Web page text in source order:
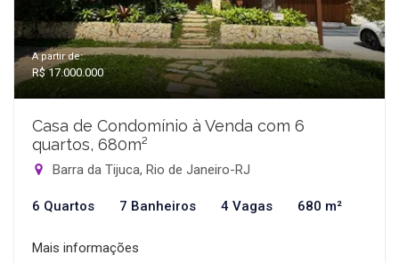
A partir de:
R$ 17.000.000
Casa de Condomínio à Venda com 6
quartos, 680m²
Barra da Tijuca, Rio de Janeiro-RJ
6 Quartos 7 Banheiros 4 Vagas 680 m²
Mais informações